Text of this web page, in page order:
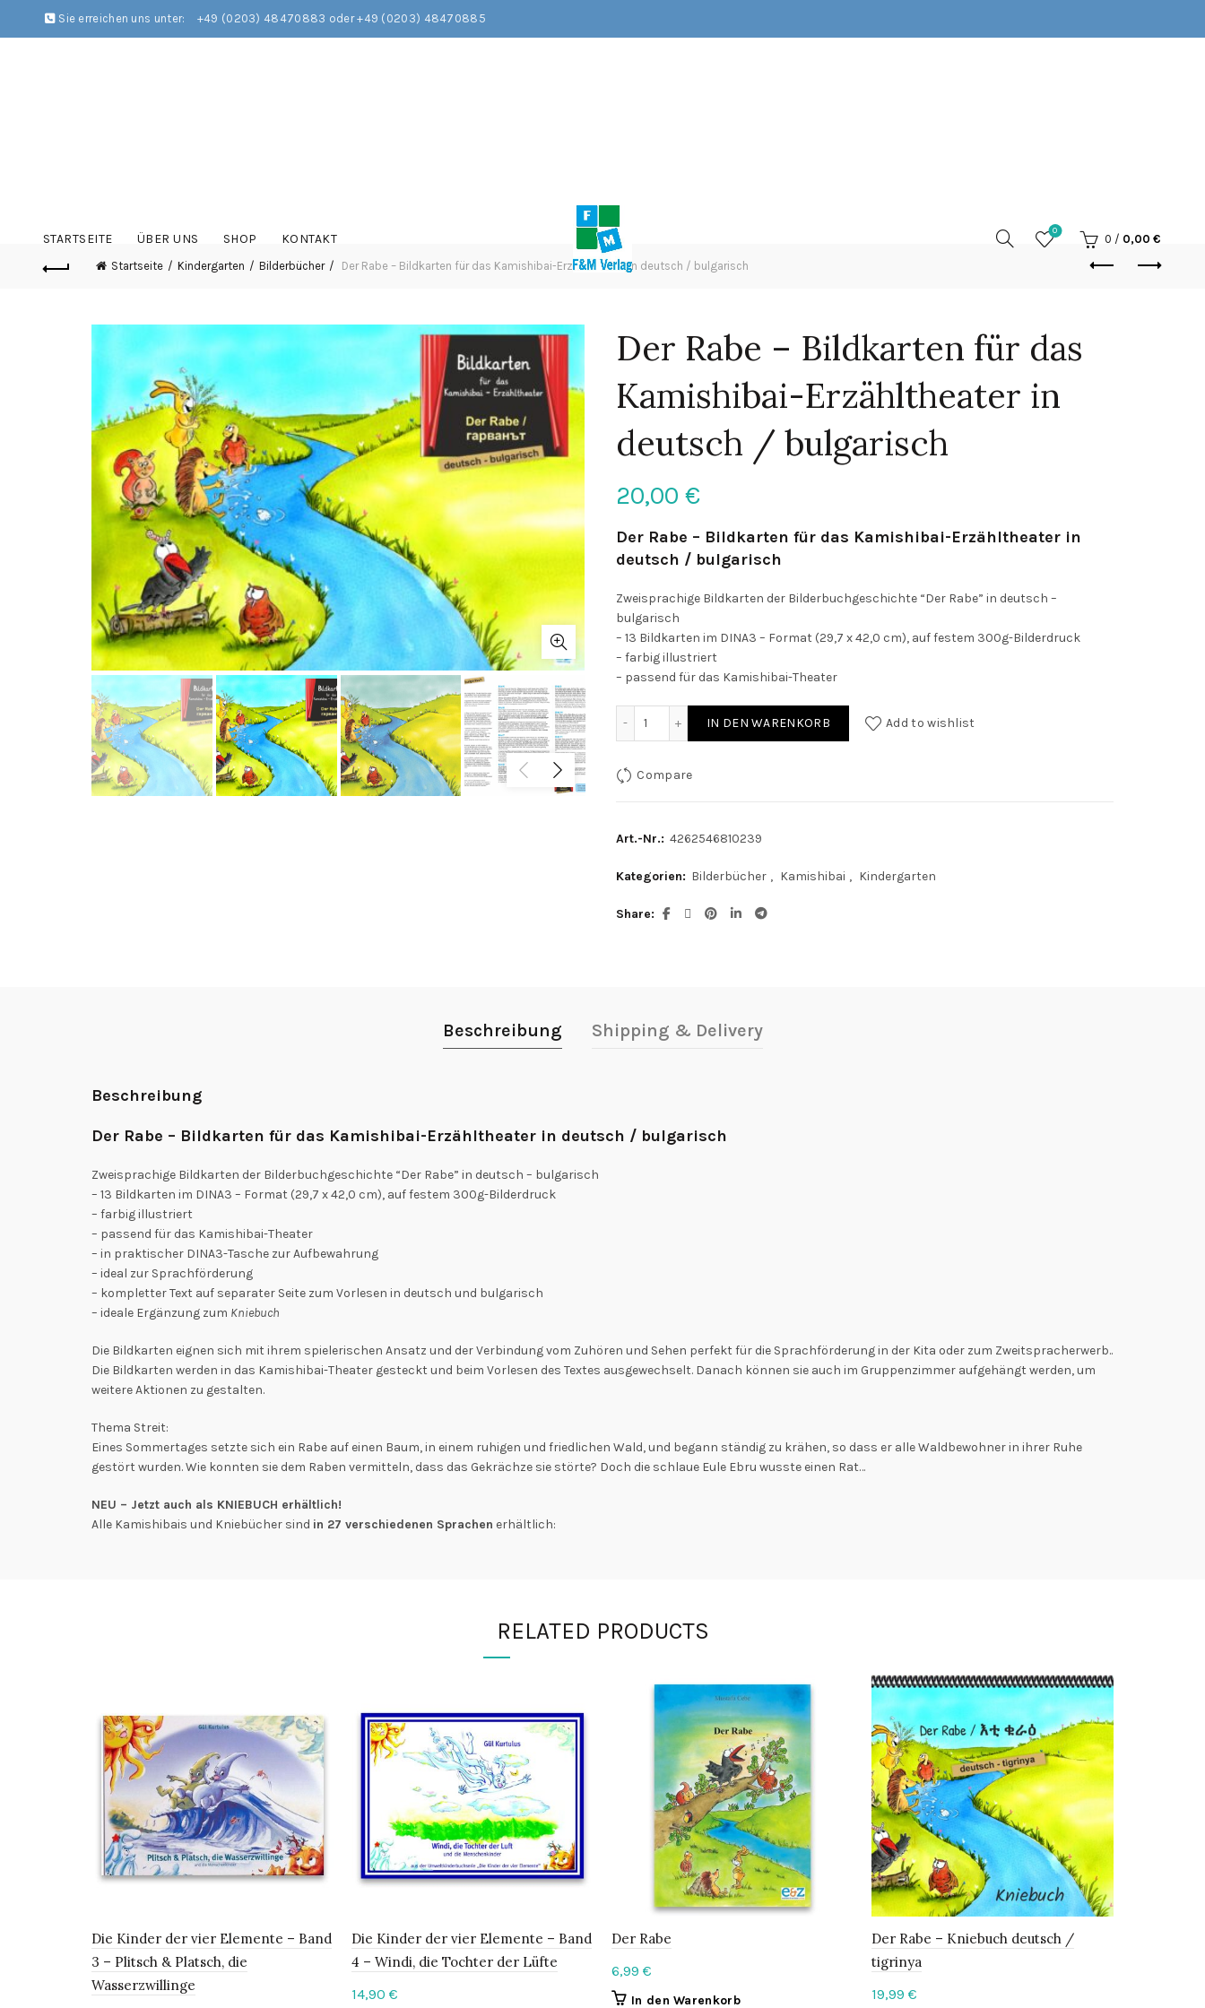
Sie erreichen uns unter: +49 (0203) 48470883 oder +49 (0203) 48470885
STARTSEITE ÜBER UNS SHOP KONTAKT
0
0 / 0,00 €
Startseite Kindergarten Bilderbücher Der Rabe – Bildkarten für das Kamishibai-Erzähltheater in deutsch / bulgarisch
Der Rabe – Bildkarten für das
Kamishibai-Erzähltheater in
deutsch / bulgarisch
20,00 €
Der Rabe – Bildkarten für das Kamishibai-Erzähltheater in
deutsch / bulgarisch
Zweisprachige Bildkarten der Bilderbuchgeschichte “Der Rabe” in deutsch –
bulgarisch
– 13 Bildkarten im DINA3 – Format (29,7 x 42,0 cm), auf festem 300g-Bilderdruck
– farbig illustriert
– passend für das Kamishibai-Theater
Der Rabe - Bildkarten für das Kamishibai-Erzähltheater in deutsch / bulgarisch quantity
IN DEN WARENKORB Add to wishlist
Compare
Art.-Nr.: 4262546810239
Kategorien: Bilderbücher , Kamishibai , Kindergarten
Share
Beschreibung Shipping & Delivery
Beschreibung
Der Rabe – Bildkarten für das Kamishibai-Erzähltheater in deutsch / bulgarisch
Zweisprachige Bildkarten der Bilderbuchgeschichte “Der Rabe” in deutsch – bulgarisch
– 13 Bildkarten im DINA3 – Format (29,7 x 42,0 cm), auf festem 300g-Bilderdruck
– farbig illustriert
– passend für das Kamishibai-Theater
– in praktischer DINA3-Tasche zur Aufbewahrung
– ideal zur Sprachförderung
– kompletter Text auf separater Seite zum Vorlesen in deutsch und bulgarisch
– ideale Ergänzung zum Kniebuch
Die Bildkarten eignen sich mit ihrem spielerischen Ansatz und der Verbindung vom Zuhören und Sehen perfekt für die Sprachförderung in der Kita oder zum Zweitspracherwerb..
Die Bildkarten werden in das Kamishibai-Theater gesteckt und beim Vorlesen des Textes ausgewechselt. Danach können sie auch im Gruppenzimmer aufgehängt werden, um
weitere Aktionen zu gestalten.
Thema Streit:
Eines Sommertages setzte sich ein Rabe auf einen Baum, in einem ruhigen und friedlichen Wald, und begann ständig zu krähen, so dass er alle Waldbewohner in ihrer Ruhe
gestört wurden. Wie konnten sie dem Raben vermitteln, dass das Gekrächze sie störte? Doch die schlaue Eule Ebru wusste einen Rat…
NEU – Jetzt auch als KNIEBUCH erhältlich!
Alle Kamishibais und Kniebücher sind in 27 verschiedenen Sprachen erhältlich:
RELATED PRODUCTS
Die Kinder der vier Elemente – Band
3 – Plitsch & Platsch, die
Wasserzwillinge
Die Kinder der vier Elemente – Band
4 – Windi, die Tochter der Lüfte
14,90 €
Der Rabe
6,99 €
In den Warenkorb
Der Rabe – Kniebuch deutsch /
tigrinya
19,99 €